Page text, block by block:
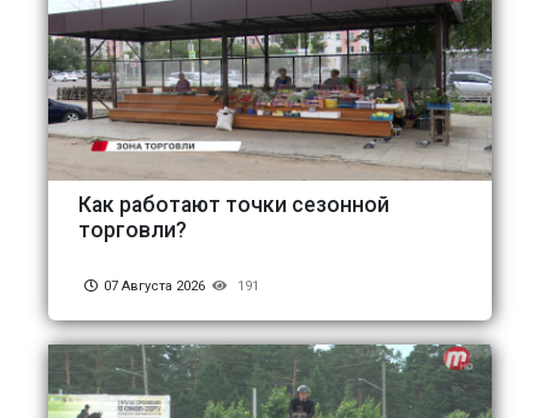
Как работают точки сезонной
торговли?
07 Августа 2026 191